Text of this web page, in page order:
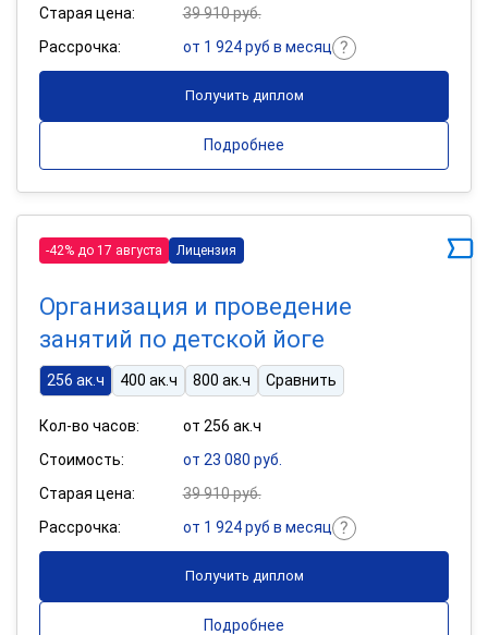
Старая цена:
39 910 руб.
Рассрочка:
от 1 924 руб в месяц
Получить диплом
Подробнее
-42% до 17 августа Лицензия
Организация и проведение
занятий по детской йоге
256 ак.ч 400 ак.ч 800 ак.ч Сравнить
Кол-во часов:
от 256 ак.ч
Стоимость:
от 23 080 руб.
Старая цена:
39 910 руб.
Рассрочка:
от 1 924 руб в месяц
Получить диплом
Подробнее